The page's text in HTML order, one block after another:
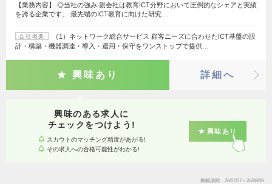
【業務内容】 ◎当社の強み 親会社は教育ICT分野において圧倒的なシェアと実績
を誇る企業です。 最先端のICT教育に向けた研究…
会社概要
（1）ネットワーク総合サービス 顧客ニーズに合わせたICT基盤の設
計・構築・機器調達・導入・運用・保守をワンストップで提供…
興味あり 詳細へ
興味のある求人に
チェックをつけよう!
スカウトのマッチング精度があがる!
その求人への合格可能性がわかる!
興味あり
掲載期間 26/07/27～26/08/09